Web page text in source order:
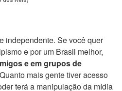
independente. Se você quer
e por um Brasil melhor,
e em grupos de
mais gente tiver acesso
terá a manipulação da mídia